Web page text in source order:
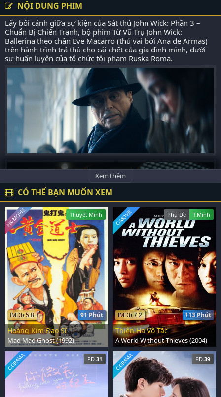
NỘI DUNG PHIM
Lấy bối cảnh giữa sự kiện của Sát thủ John Wick: Phần 3 –
Chuẩn Bị Chiến Tranh, bộ phim Từ Vũ Trụ John Wick:
Ballerina theo chân Eve Macarro (thủ vai bởi Ana de Armas)
trên hành trình trả thù cho cái chết của gia đình mình, dưới
sự huấn luyện của tổ chức tội phạm Ruska Roma.
Xem thêm
CÓ THỂ BẠN MUỐN XEM
Thuyết Minh
91 Phút
IMDb 5.8
HK-MOVIE
Hoàng Kim Đạo Sĩ
Mad Mad Ghost (1992)
Phụ Đề T.Minh
113 Phút
IMDb 7.2
C-MOVIE
Thiên Hạ Vô Tặc
A World Without Thieves (2004)
PD. 31
C-DRAMA PD. 39
C-DRAMA